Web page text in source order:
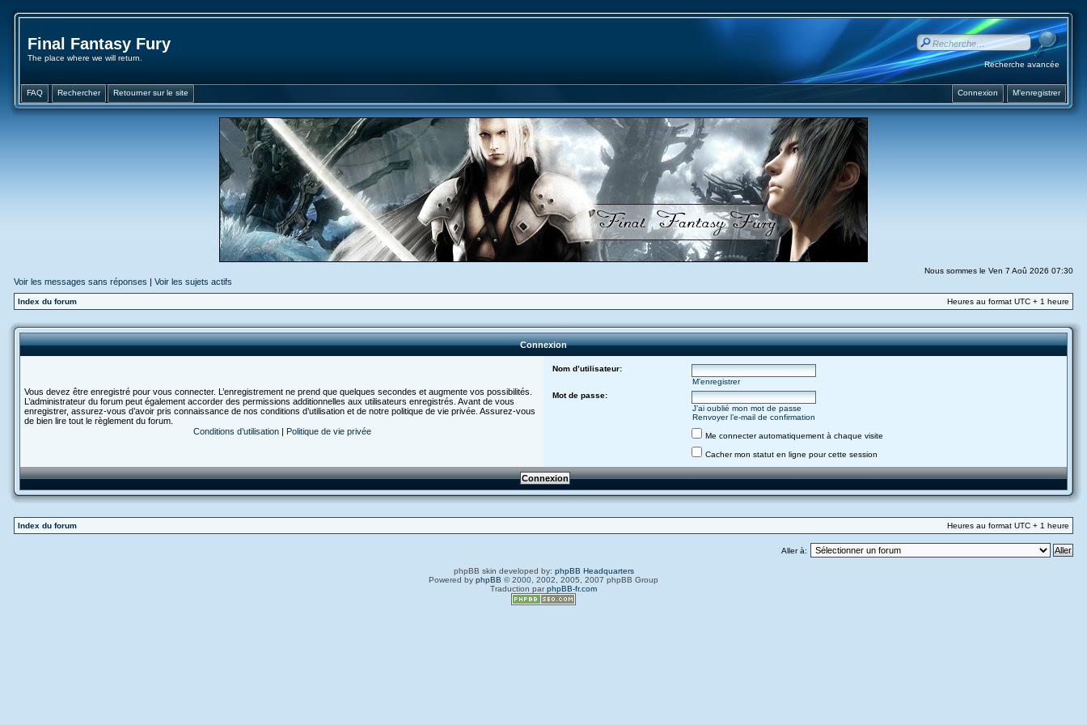
Final Fantasy Fury
The place where we will return.
Recherche avancée
FAQ Rechercher Retourner sur le site M’enregistrer
Connexion
Nous sommes le Ven 7 Aoû 2026 07:30
Voir les messages sans réponses | Voir les sujets actifs
Index du forum Heures au format UTC + 1 heure
Connexion
Vous devez être enregistré pour vous connecter. L’enregistrement ne prend que quelques secondes et augmente vos possibilités.
L’administrateur du forum peut également accorder des permissions additionnelles aux utilisateurs enregistrés. Avant de vous
enregistrer, assurez-vous d’avoir pris connaissance de nos conditions d’utilisation et de notre politique de vie privée. Assurez-vous
de bien lire tout le règlement du forum.
Conditions d’utilisation| Politique de vie privée
Nom d’utilisateur:
M’enregistrer
Mot de passe:
J’ai oublié mon mot de passe
Renvoyer l’e-mail de confirmation
Me connecter automatiquement à chaque visite
Cacher mon statut en ligne pour cette session
Index du forum Heures au format UTC + 1 heure
Aller à:
phpBB skin developed by: phpBB Headquarters
Powered by phpBB © 2000, 2002, 2005, 2007 phpBB Group
Traduction parphpBB-fr.com